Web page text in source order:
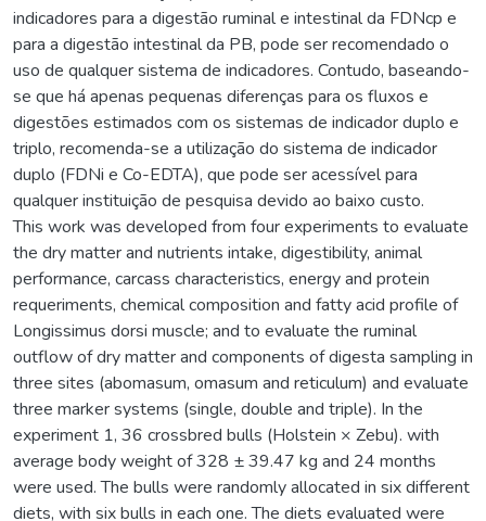
indicadores para a digestão ruminal e intestinal da FDNcp e
para a digestão intestinal da PB, pode ser recomendado o
uso de qualquer sistema de indicadores. Contudo, baseando-
se que há apenas pequenas diferenças para os fluxos e
digestões estimados com os sistemas de indicador duplo e
triplo, recomenda-se a utilização do sistema de indicador
duplo (FDNi e Co-EDTA), que pode ser acessível para
qualquer instituição de pesquisa devido ao baixo custo.
This work was developed from four experiments to evaluate
the dry matter and nutrients intake, digestibility, animal
performance, carcass characteristics, energy and protein
requeriments, chemical composition and fatty acid profile of
Longissimus dorsi muscle; and to evaluate the ruminal
outflow of dry matter and components of digesta sampling in
three sites (abomasum, omasum and reticulum) and evaluate
three marker systems (single, double and triple). In the
experiment 1, 36 crossbred bulls (Holstein × Zebu). with
average body weight of 328 ± 39.47 kg and 24 months
were used. The bulls were randomly allocated in six different
diets, with six bulls in each one. The diets evaluated were